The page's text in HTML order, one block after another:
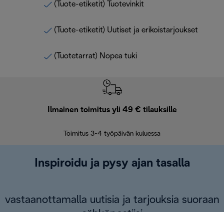
(Tuote-etiketit) Tuotevinkit
(Tuote-etiketit) Uutiset ja erikoistarjoukset
(Tuotetarrat) Nopea tuki
Ilmainen toimitus yli 49 € tilauksille
Toimitus 3-4 työpäivän kuluessa
Inspiroidu ja pysy ajan tasalla
vastaanottamalla uutisia ja tarjouksia suoraan